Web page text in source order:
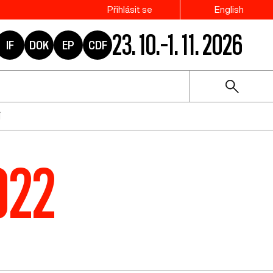
Přihlásit se English
IF DOK EP CDF 23. 10.–1. 11. 2026